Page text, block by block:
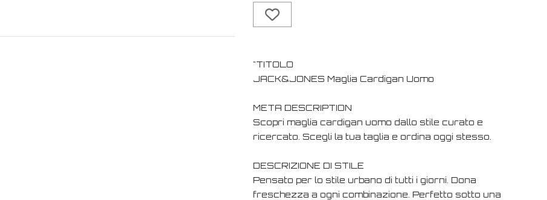
"TITOLO
JACK&JONES Maglia Cardigan Uomo
META DESCRIPTION
Scopri maglia cardigan uomo dallo stile curato e
ricercato. Scegli la tua taglia e ordina oggi stesso.
DESCRIZIONE DI STILE
Pensato per lo stile urbano di tutti i giorni. Dona
freschezza a ogni combinazione. Perfetto sotto una